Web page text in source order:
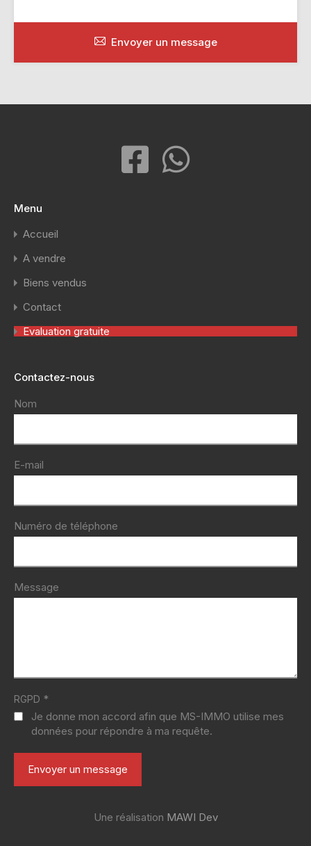
Envoyer un message
Menu
Accueil
A vendre
Biens vendus
Contact
Evaluation gratuite
Contactez-nous
Nom
E-mail
Numéro de téléphone
Message
RGPD *
Je donne mon accord afin que MS-IMMO utilise mes
données pour répondre à ma requête.
Une réalisation MAWI Dev